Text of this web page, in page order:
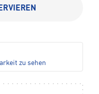
zu sehen